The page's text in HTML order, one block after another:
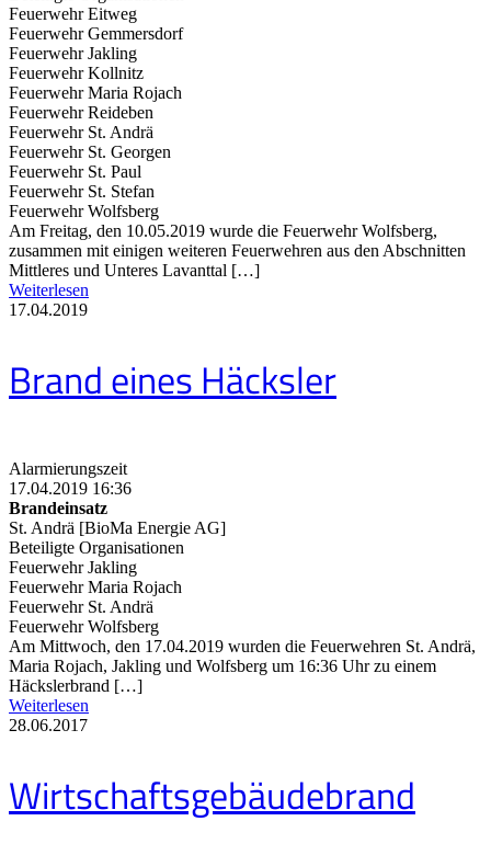
Feuerwehr Eitweg
Feuerwehr Gemmersdorf
Feuerwehr Jakling
Feuerwehr Kollnitz
Feuerwehr Maria Rojach
Feuerwehr Reideben
Feuerwehr St. Andrä
Feuerwehr St. Georgen
Feuerwehr St. Paul
Feuerwehr St. Stefan
Feuerwehr Wolfsberg
Am Freitag, den 10.05.2019 wurde die Feuerwehr Wolfsberg,
zusammen mit einigen weiteren Feuerwehren aus den Abschnitten
Mittleres und Unteres Lavanttal […]
Weiterlesen
17.04.2019
Brand eines Häcksler
Alarmierungszeit
17.04.2019 16:36
Brandeinsatz
St. Andrä [BioMa Energie AG]
Beteiligte Organisationen
Feuerwehr Jakling
Feuerwehr Maria Rojach
Feuerwehr St. Andrä
Feuerwehr Wolfsberg
Am Mittwoch, den 17.04.2019 wurden die Feuerwehren St. Andrä,
Maria Rojach, Jakling und Wolfsberg um 16:36 Uhr zu einem
Häckslerbrand […]
Weiterlesen
28.06.2017
Wirtschaftsgebäudebrand